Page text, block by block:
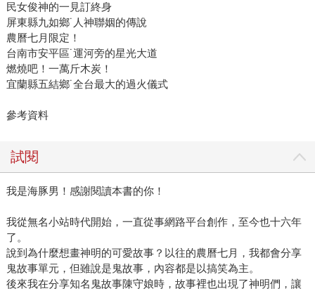
民女俊神的一見訂終身
屏東縣九如鄉˙人神聯姻的傳說
農曆七月限定！
台南市安平區˙運河旁的星光大道
燃燒吧！一萬斤木炭！
宜蘭縣五結鄉˙全台最大的過火儀式
參考資料
試閱
我是海豚男！感謝閱讀本書的你！
我從無名小站時代開始，一直從事網路平台創作，至今也十六年
了。
說到為什麼想畫神明的可愛故事？以往的農曆七月，我都會分享
鬼故事單元，但雖說是鬼故事，內容都是以搞笑為主。
後來我在分享知名鬼故事陳守娘時，故事裡也出現了神明們，讓